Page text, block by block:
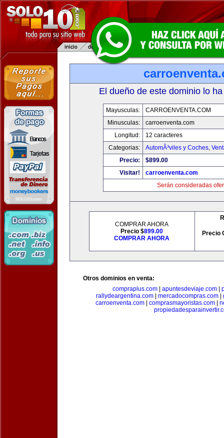
El dueño de este dominio lo
Mayusculas:
CARROENVENTA.COM
Minusculas:
carroenventa.com
Longitud:
12 caracteres
Categorias:
AutomÃ³viles y Coches,
Precio:
$899.00
Visitar!
carroenventa.com
Serán consideradas
COMPRAR AHORA
Precio $899.00
COMPRAR AHORA
Precio
Otros dominios en venta:
compraplus.com| apuntesdeviaje.com|
rallydeargentina.com
mercadocompras.com
carroenventa.com| comprasmayoristas.com|